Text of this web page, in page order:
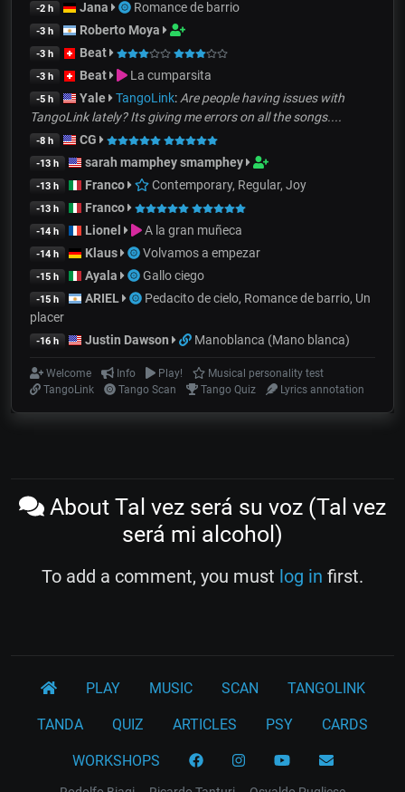
-2 h Jana Romance de barrio
-3 h Roberto Moya
-3 h Beat
-3 h Beat La cumparsita
-5 h Yale TangoLink: Are people having issues with
TangoLink lately? Its giving me errors on all the songs....
-8 h CG
-13 h sarah mamphey smamphey
-13 h Franco Contemporary, Regular, Joy
-13 h Franco
-14 h Lionel A la gran muñeca
-14 h Klaus Volvamos a empezar
-15 h Ayala Gallo ciego
-15 h ARIEL
Pedacito de cielo, Romance de barrio, Un
placer
-16 h Justin Dawson Manoblanca (Mano blanca)
Welcome Info Play!
Musical personality test
TangoLink
Tango Scan Tango Quiz Lyrics annotation
About Tal vez será su voz (Tal vez
será mi alcohol)
To add a comment, you must log in first.
PLAY MUSIC SCAN TANGOLINK
TANDA QUIZ ARTICLES PSY CARDS
WORKSHOPS